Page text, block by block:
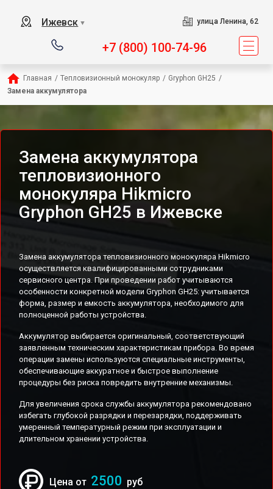
Ижевск ▼ улица Ленина, 62
+7 (800) 100-74-96
Главная / Тепловизионный монокуляр / Gryphon GH25 /
Замена аккумулятора
Замена аккумулятора
тепловизионного
монокуляра Hikmicro
Gryphon GH25 в Ижевске
Замена аккумулятора тепловизионного монокуляра Hikmicro
осуществляется квалифицированными сотрудниками
сервисного центра. При проведении работ учитываются
особенности конкретной модели Gryphon GH25: учитывается
форма, размер и емкость аккумулятора, необходимого для
полноценной работы устройства.
Аккумулятор выбирается оригинальный, соответствующий
заявленным техническим характеристикам прибора. Во время
операции замены используются специальные инструменты,
обеспечивающие аккуратное и быстрое выполнение
процедуры без риска повредить внутренние механизмы.
Для увеличения срока службы аккумулятора рекомендовано
избегать глубокой разрядки и перезарядки, поддерживать
умеренный температурный режим при эксплуатации и
длительном хранении устройства.
Цена от 2500 руб